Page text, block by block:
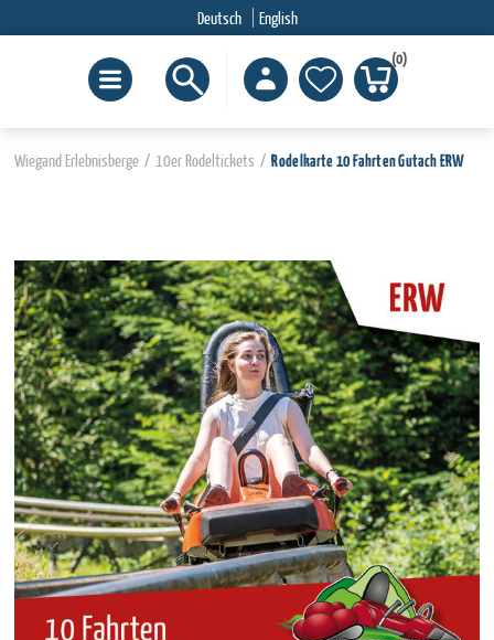
Deutsch English
(0)
Wiegand Erlebnisberge / 10er Rodeltickets / Rodelkarte 10 Fahrten Gutach ERW